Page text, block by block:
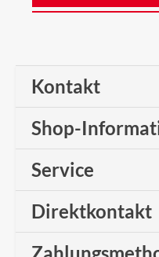
Kontakt
Shop-
Service
Direktkontakt